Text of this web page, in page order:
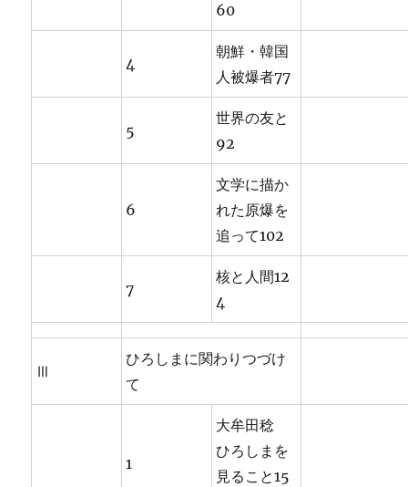
60
4
朝鮮・韓国
人被爆者77
5
世界の友と
92
6
文学に描か
れた原爆を
追って102
7
核と人間12
4
Ⅲ
ひろしまに関わりつづけ
て
1
大牟田稔
ひろしまを
見ること15